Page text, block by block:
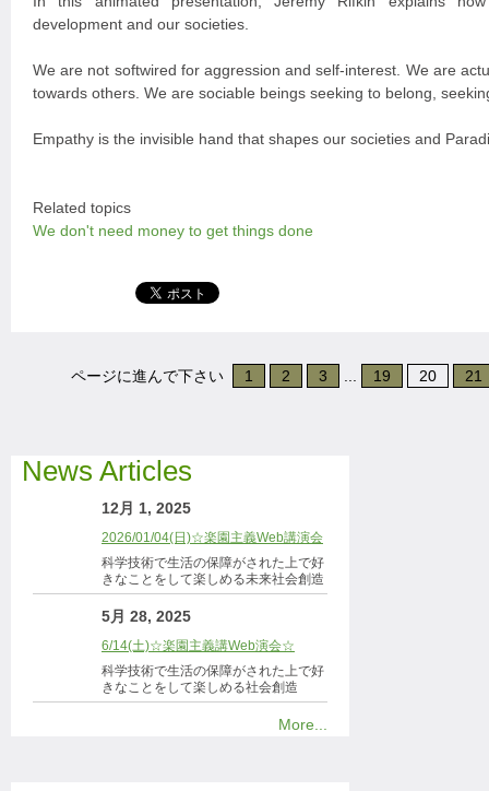
development and our societies.
We are not softwired for aggression and self-interest. We are
towards others. We are sociable beings seeking to belong,
Empathy is the invisible hand that shapes our societies and
Related topics
We don't need money to get things done
ページに進んで下さい 1 2 3 19 20 21
News Articles
12月 1, 2025
2026/01/04(日)☆楽園主義Web講演会
科学技術で生活の保障がされた上で好
きなことをして楽しめる未来社会創造
5月 28, 2025
6/14(土)☆楽園主義講Web演会☆
科学技術で生活の保障がされた上で好
きなことをして楽しめる社会創造
More...